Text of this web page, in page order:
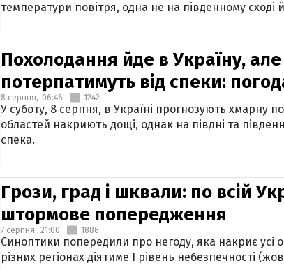
температури повітря, одна не на південному сході
Похолодання йде в Україну, але
потерпатимуть від спеки:
8 серпня, 06:46 1242
У суботу, 8 серпня, в Україні прогнозують хмарну
областей накриють дощі, однак на півдні та
спека.
Грози, град і шквали: по всій
штормове попередження
7 серпня, 21:00 1886
Синоптики попередили про негоду, яка накриє усі
різних регіонах діятиме І рівень небезпечності